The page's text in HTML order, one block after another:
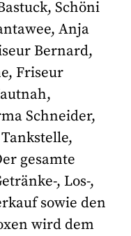
Schöni
Anja
Bernard,
Friseur
Schneider,
gesamte
, Los-,
sowie den
wird dem